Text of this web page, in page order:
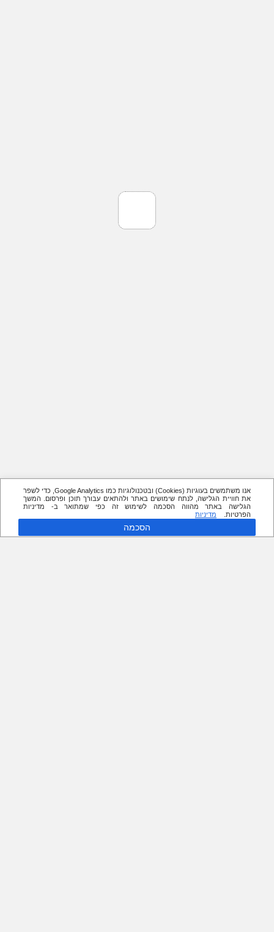
אנו משתמשים בעוגיות (Cookies) ובטכנולוגיות כמו Google Analytics, כדי לשפר
את חוויית הגלישה, לנתח שימושים באתר ולהתאים עבורך תוכן ופרסום. המשך
הגלישה באתר מהווה הסכמה לשימוש זה כפי שמתואר ב- מדיניות
הפרטיות.
מדיניות
הסכמה